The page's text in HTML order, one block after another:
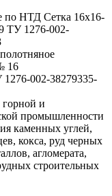
по НТД Сетка 16х16-
ТУ 1276-002-
полотняное
16
002-38279335-
горной и
промышленности
каменных углей,
кокса, руд черных
агломерата,
строительных